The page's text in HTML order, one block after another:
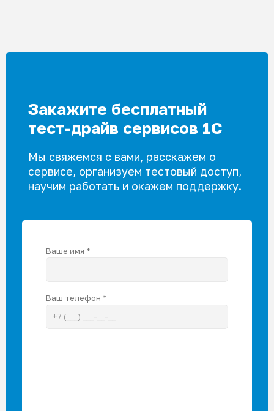
Закажите бесплатный
тест-драйв сервисов 1С
Мы свяжемся с вами, расскажем о
сервисе, организуем тестовый доступ,
научим работать и окажем поддержку.
Ваше имя *
Ваш телефон *